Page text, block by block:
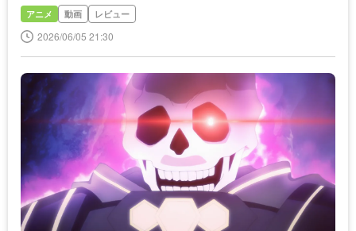
アニメ 動画 レビュー
2026/06/05 21:30